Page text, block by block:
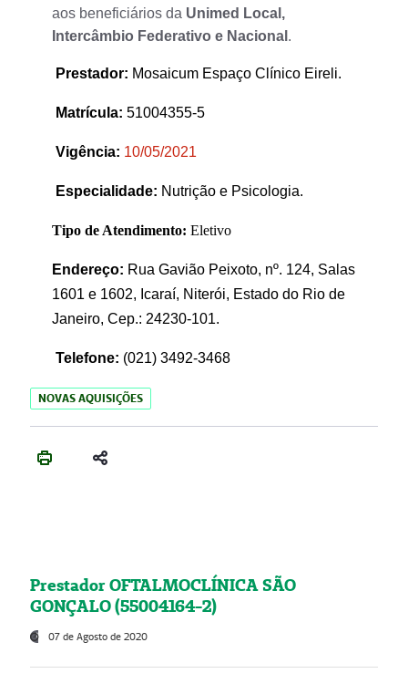
aos beneficiários da Unimed Local,
Intercâmbio Federativo e Nacional .
Prestador: Mosaicum Espaço Clínico Eireli.
Matrícula: 51004355-5
Vigência: 10/05/2021
Especialidade: Nutrição e Psicologia.
Tipo de Atendimento: Eletivo
Endereço: Rua Gavião Peixoto, nº. 124, Salas
1601 e 1602, Icaraí, Niterói, Estado do Rio de
Janeiro, Cep.: 24230-101.
Telefone: (021) 3492-3468
NOVAS AQUISIÇÕES
Prestador OFTALMOCLÍNICA SÃO
GONÇALO (55004164-2)
07 de Agosto de 2020